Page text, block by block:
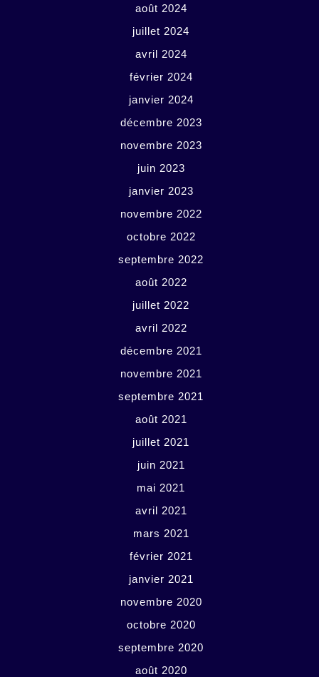
août 2024
juillet 2024
avril 2024
février 2024
janvier 2024
décembre 2023
novembre 2023
juin 2023
janvier 2023
novembre 2022
octobre 2022
septembre 2022
août 2022
juillet 2022
avril 2022
décembre 2021
novembre 2021
septembre 2021
août 2021
juillet 2021
juin 2021
mai 2021
avril 2021
mars 2021
février 2021
janvier 2021
novembre 2020
octobre 2020
septembre 2020
août 2020